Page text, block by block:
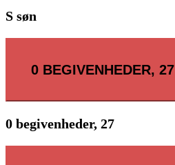
S søn
0 BEGIVENHEDER, 27
0 begivenheder, 27